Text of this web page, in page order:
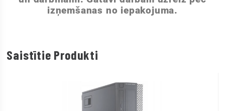
izņemšanas no iepakojuma.
Saistītie Produkti